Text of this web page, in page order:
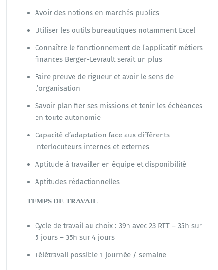
Avoir des notions en marchés publics
Utiliser les outils bureautiques notamment Excel
Connaître le fonctionnement de l’applicatif métiers
finances Berger-Levrault serait un plus
Faire preuve de rigueur et avoir le sens de
l’organisation
Savoir planifier ses missions et tenir les échéances
en toute autonomie
Capacité d’adaptation face aux différents
interlocuteurs internes et externes
Aptitude à travailler en équipe et disponibilité
Aptitudes rédactionnelles
TEMPS DE TRAVAIL
Cycle de travail au choix : 39h avec 23 RTT – 35h sur
5 jours – 35h sur 4 jours
Télétravail possible 1 journée / semaine